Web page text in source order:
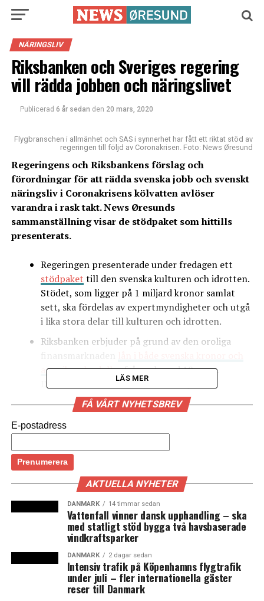
NÄRINGSLIV
Riksbanken och Sveriges regering
vill rädda jobben och näringslivet
Publicerad 6 år sedan den 20 mars, 2020
Flygbranschen i allmänhet och SAS i synnerhet har fått ett riktat stöd av
regeringen till följd av Coronakrisen. Foto: News Øresund
Regeringens och Riksbankens förslag och
förordningar för att rädda svenska jobb och svenskt
näringsliv i Coronakrisens kölvatten avlöser
varandra i rask takt. News Øresunds
sammanställning visar de stödpaket som hittills
presenterats.
Regeringen presenterade under fredagen ett
stödpaket till den svenska kulturen och idrotten.
Stödet, som ligger på 1 miljard kronor samlat
sett, ska fördelas av expertmyndigheter och utgå
i lika stora delar till kulturen och idrotten.
Riksbanken erbjuder på grund av den oroliga
finansmarknaden
amerikanska dollarfrån och med 19 mars.
Dessutom ökar Riksbanken sina köp av
värdepapper, för att stabilisera ekonomin.
stödpaket till flygbranschenmed kreditgarantier
miljarder är direkt riktade till SAS, som delägs av
den svenska staten.
måndagsmeddelade Riksbanken att man
kommer att utöka sina köp av statsobligationer
med 300 miljarder kronor. Dessutom sänks
räntan för kortare lån till banker, och kraven på
säkerhet görs om för att bli mer flexibla. Detta
för att bankerna enklare ska kunna låna större
belopp till lägre ränta, för att hålla kunna verka
som ett stöd för näringslivet.
LÄS MER
FÅ VÅRT NYHETSBREV
E-postadress
AKTUELLA NYHETER
DANMARK 14 timmar sedan
Vattenfall vinner dansk upphandling – ska
med statligt stöd bygga två havsbaserade
vindkraftsparker
DANMARK 2 dagar sedan
Intensiv trafik på Köpenhamns flygtrafik
under juli – fler internationella gäster
reser till Danmark